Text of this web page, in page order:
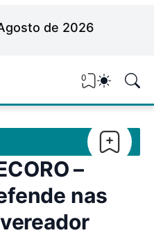
de 2026
0
–
nas